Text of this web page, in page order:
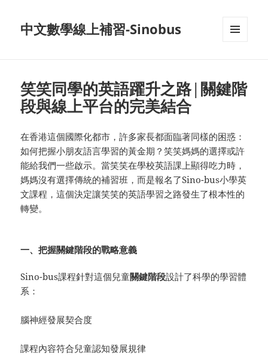
中文數學線上補習-Sinobus
笑笑同學的英語躍升之路|關鍵階
段與線上平台的完美結合
在香港這個國際化都市，許多家長都面臨著同樣的困惑：
如何把握小朋友語言學習的黃金期？笑笑媽媽的選擇或許
能給我們一些啟示。當笑笑在學校英語課上顯得吃力時，
媽媽沒有選擇傳統的補習班，而是報名了Sino-bus小學英
文課程，這個決定讓笑笑的英語學習之路發生了根本性的
轉變。
一、把握關鍵階段的戰略意義
Sino-bus課程針對這個兒童關鍵階段設計了科學的學習體
系：
腦神經發展契合度
課程內容符合兒童認知發展規律